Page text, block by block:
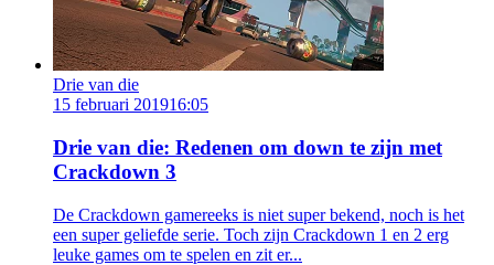
Drie van die
15 februari 201916:05
Drie van die: Redenen om down te zijn met
Crackdown 3
De Crackdown gamereeks is niet super bekend, noch is het
een super geliefde serie. Toch zijn Crackdown 1 en 2 erg
leuke games om te spelen en zit er...